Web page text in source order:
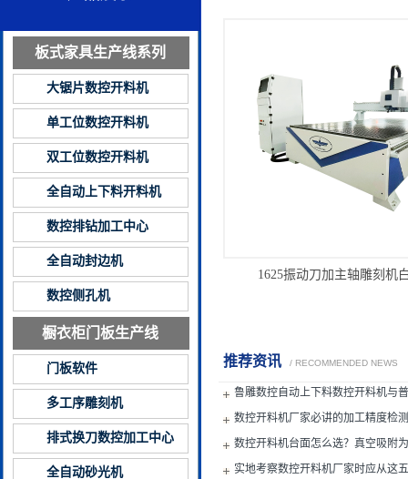
1625振动刀加主轴雕刻机
推荐资讯 / RECOMMENDED NEWS
鲁雕数控自动上下料数控开料机与
数控开料机厂家必讲的加工精度检
数控开料机台面怎么选？真空吸附
实地考察数控开料机厂家时应从这
板式家具生产线系列
大锯片数控开料机
单工位数控开料机
双工位数控开料机
全自动上下料开料机
数控排钻加工中心
全自动封边机
数控侧孔机
橱衣柜门板生产线
门板软件
多工序雕刻机
排式换刀数控加工中心
全自动砂光机